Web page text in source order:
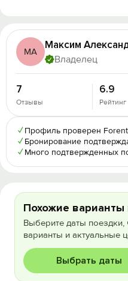
МА
Максим
Владелец
7
Отзывы
6.9
Рейтинг
✓ Профиль проверен
✓ Бронирование
✓ Много подтвержденных
Похожие
Выберите даты поездки,
варианты и актуальные
Выбрать даты